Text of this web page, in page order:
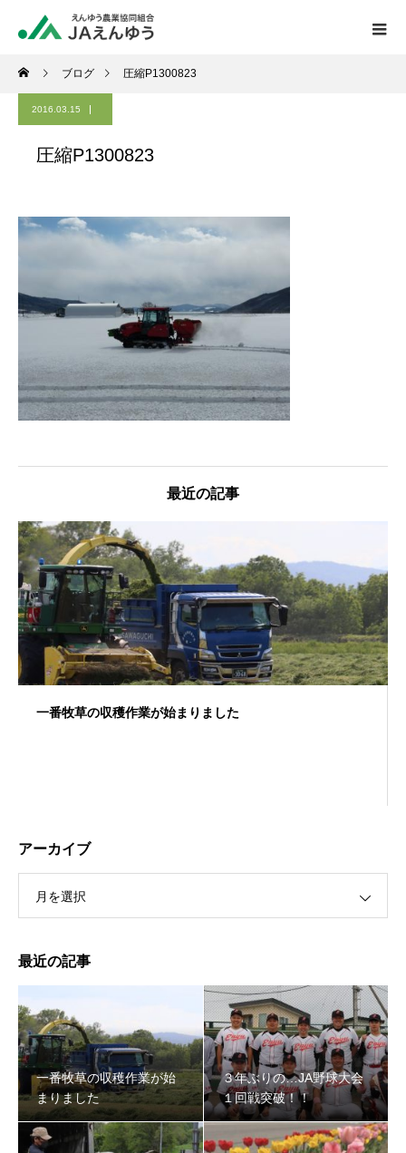
ブログ 圧縮P1300823
2016.03.15
圧縮P1300823
最近の記事
一番牧草の収穫作業が始まりました
３年ぶりの…JA野球大会１回戦突破！！
アーカイブ
月を選択
最近の記事
一番牧草の収穫作業が始
まりました
３年ぶりの…JA野球大会
１回戦突破！！